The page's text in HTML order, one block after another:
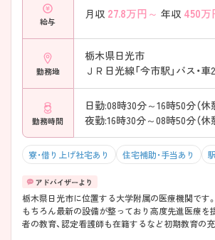
給与
月収 27.8万円～ 年収 450万
勤務地
栃木県日光市
ＪＲ日光線「今市駅」バス・
勤務時間
日勤:08時30分～16時50分（休
夜勤:16時30分～08時50分（休
寮・借り上げ社宅あり 住宅補助・手当あり
栃木県日光市に位置する大学附属の医療機関です
もちろん最新の設備が整っており高度先進医療を
者の教育、認定看護師も在籍するなど初期教育の